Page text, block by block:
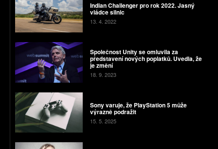
Indian Challenger pro rok 2022. Jasný
vládce silnic
13. 4. 2022
Společnost Unity se omluvila za
představení nových poplatků. Uvedla, že
je změní
18. 9. 2023
Sony varuje, že PlayStation 5 může
výrazně podražit
15. 5. 2025